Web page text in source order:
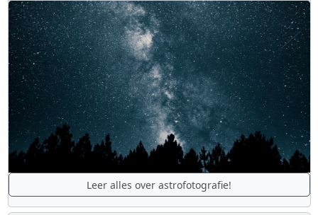
Leer alles over astrofotografie!